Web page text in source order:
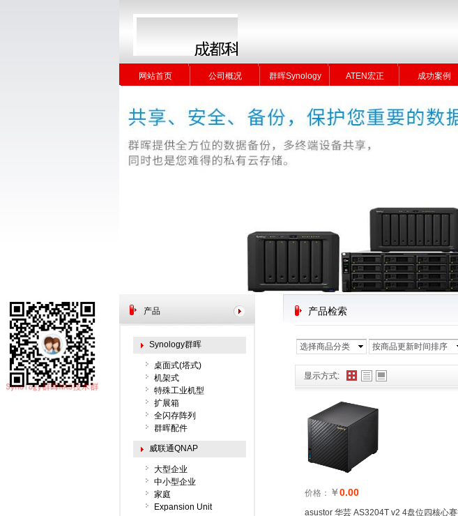
网站首页 公司概况 群晖Synology ATEN宏正 成功案例
网站首页 公司概况 群晖Synology ATEN宏正 成功案例
显示方式:
价格： ￥0.00
asustor 华芸 AS3204T v2 4盘位四核心
产品检索
选择商品分类 按商品更新时间排序
产品
Synology群晖
桌面式(塔式)
机架式
特殊工业机型
扩展箱
全闪存阵列
群晖配件
威联通QNAP
大型企业
中小型企业
家庭
Expansion Unit